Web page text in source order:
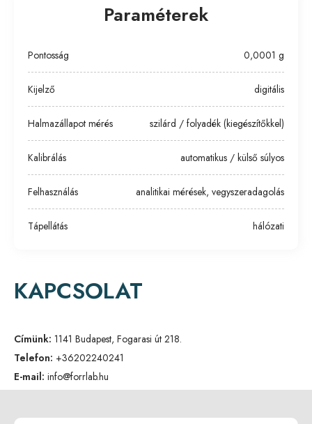
Paraméterek
Pontosság 0,0001 g
Kijelző digitális
Halmazállapot mérés szilárd / folyadék (kiegészítőkkel)
Kalibrálás automatikus / külső súlyos
Felhasználás analitikai mérések, vegyszeradagolás
Tápellátás hálózati
KAPCSOLAT
Címünk: 1141 Budapest, Fogarasi út 218.
Telefon: +36202240241
E-mail: info@forrlab.hu